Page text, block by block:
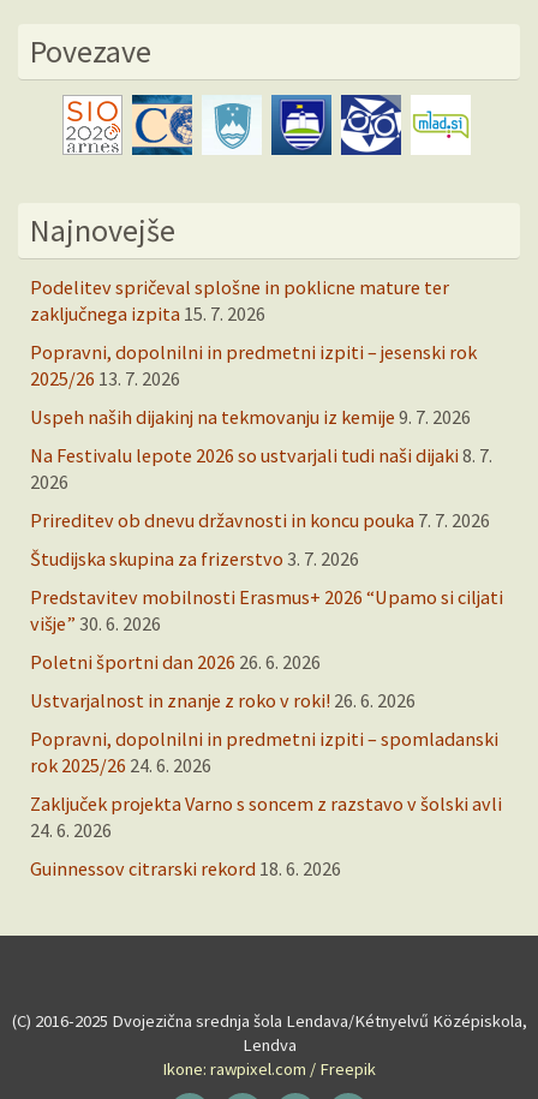
Povezave
Najnovejše
Podelitev spričeval splošne in poklicne mature ter
zaključnega izpita 15. 7. 2026
Popravni, dopolnilni in predmetni izpiti – jesenski rok
2025/26 13. 7. 2026
Uspeh naših dijakinj na tekmovanju iz kemije 9. 7. 2026
Na Festivalu lepote 2026 so ustvarjali tudi naši dijaki 8. 7.
2026
Prireditev ob dnevu državnosti in koncu pouka 7. 7. 2026
Študijska skupina za frizerstvo 3. 7. 2026
Predstavitev mobilnosti Erasmus+ 2026 “Upamo si ciljati
višje” 30. 6. 2026
Poletni športni dan 2026 26. 6. 2026
Ustvarjalnost in znanje z roko v roki! 26. 6. 2026
Popravni, dopolnilni in predmetni izpiti – spomladanski
rok 2025/26 24. 6. 2026
Zaključek projekta Varno s soncem z razstavo v šolski avli
24. 6. 2026
Guinnessov citrarski rekord 18. 6. 2026
(C) 2016-2025 Dvojezična srednja šola Lendava/Kétnyelvű Középiskola,
Lendva
Ikone: rawpixel.com / Freepik